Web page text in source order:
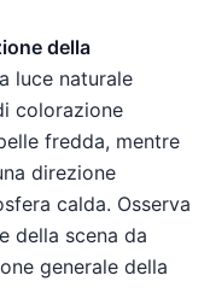
della
luce naturale
colorazione
fredda, mentre
direzione
calda. Osserva
della scena da
generale della